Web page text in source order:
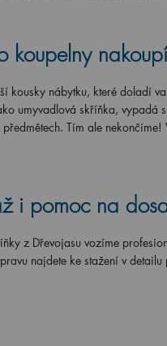
koupelny
kousky nábytku, které doladí
umyvadlová skříňka, vypadá
Tím ale
i pomoc na
z Dřevojasu vozíme
najdete ke stažení v